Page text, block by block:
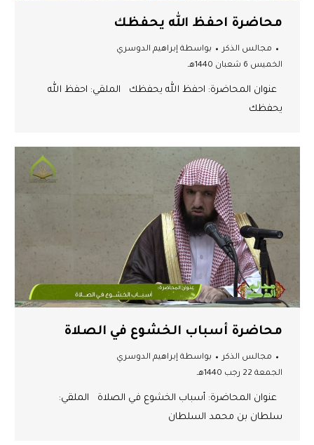
محاضرة احفظ الله يحفظك
مجالس الذكر بواسطة إبراهيم الدوسري
الخميس 6 شعبان 1440هـ
عنوان المحاضرة: احفظ الله يحفظك الملقي: احفظ الله
يحفظك
محاضرة أسباب الخشوع في الصلاة
مجالس الذكر بواسطة إبراهيم الدوسري
الجمعة 22 رجب 1440هـ
عنوان المحاضرة: أسباب الخشوع في الصلاة الملقي:
سلطان بن محمد السلطان